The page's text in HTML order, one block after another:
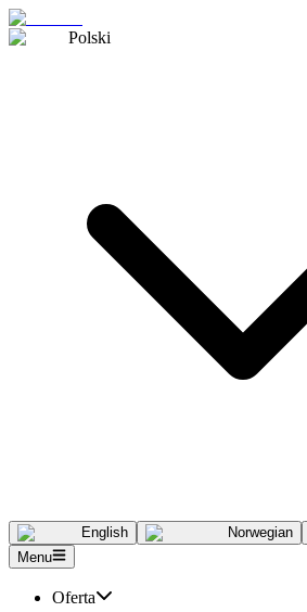
Polski
English Norwegian
Menu
Oferta